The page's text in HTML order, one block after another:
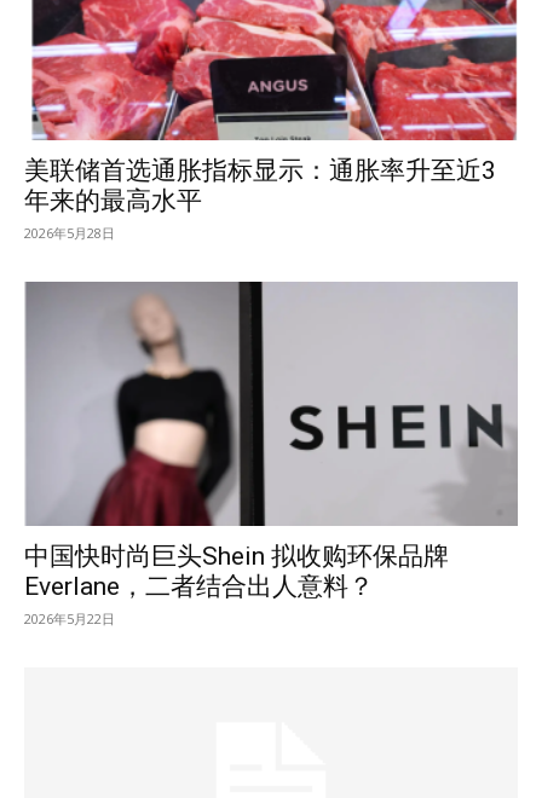
美联储首选通胀指标显示：通胀率升至近3
年来的最高水平
2026年5月28日
中国快时尚巨头Shein 拟收购环保品牌
Everlane，二者结合出人意料？
2026年5月22日